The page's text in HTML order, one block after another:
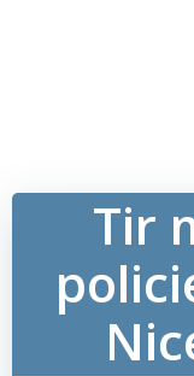
Tir